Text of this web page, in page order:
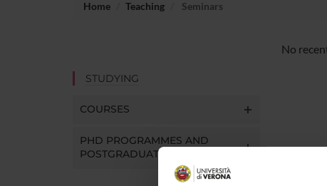
Home Teaching Seminars
STUDYING
COURSES
PHD PROGRAMMES AND
POSTGRADUATE TRAINING
No